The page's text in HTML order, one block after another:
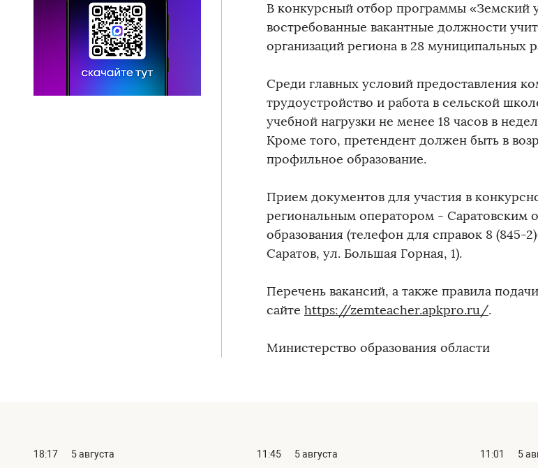
В конкурсный отбор программы «Земский
востребованные вакантные должности
организаций региона в 28 муниципальных
Среди главных условий предоставления
трудоустройство и работа в сельской
учебной нагрузки не менее 18 часов в
Кроме того, претендент должен быть в
профильное образование.
Прием документов для участия в
региональным оператором - Саратовским
образования (телефон для справок 8 (845-
Саратов, ул. Большая Горная, 1).
Перечень вакансий, а также правила
сайте https://zemteacher.apkpro.ru/.
Министерство образования области
18:17
5 августа
11:45
5 августа
11:01
5